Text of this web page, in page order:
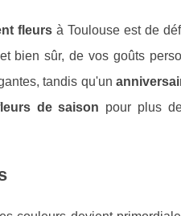
fleursà Toulouse est de
bien sûr, de vos goûts
tandis qu'un
de saison pour plus